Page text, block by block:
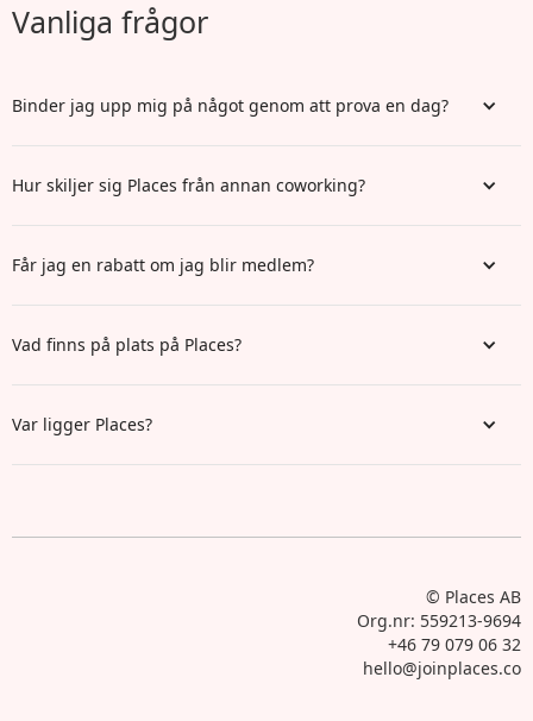
Vanliga frågor
Binder jag upp mig på något genom att prova en dag?
Hur skiljer sig Places från annan coworking?
Får jag en rabatt om jag blir medlem?
Vad finns på plats på Places?
Var ligger Places?
© Places AB
Org.nr: 559213-9694
+46 79 079 06 32
hello@joinplaces.co